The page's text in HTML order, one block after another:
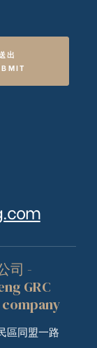
出
司 -
GRC
區同盟一路